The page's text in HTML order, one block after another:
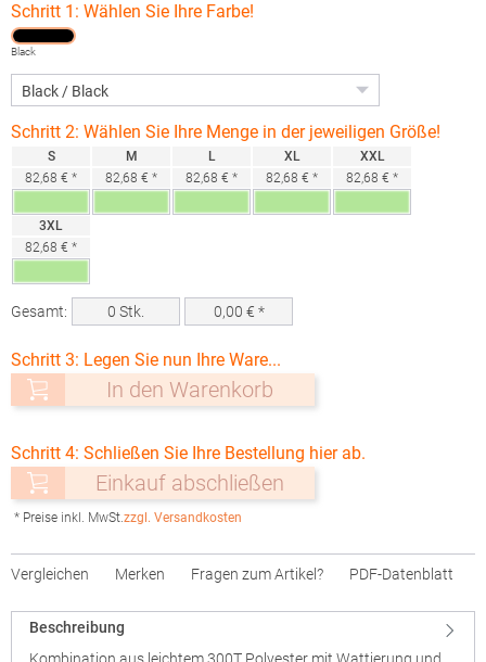
Schritt 1: Wählen Sie Ihre Farbe!
Black
Schritt 2: Wählen Sie Ihre Menge in der jeweiligen Größe!
S
82,68 € *
M
82,68 € *
L
82,68 € *
XL
82,68 € *
XXL
82,68 € *
3XL
82,68 € *
Gesamt: 0 Stk. 0,00 € *
Schritt 3: Legen Sie nun Ihre Ware...
In den Warenkorb
Schritt 4: Schließen Sie Ihre Bestellung hier ab.
Einkauf abschließen
* Preise inkl. MwSt.zzgl. Versandkosten
Vergleichen Merken Fragen zum Artikel? PDF-Datenblatt
Beschreibung